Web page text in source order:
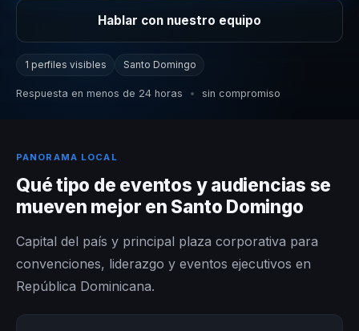
Hablar con nuestro equipo
1 perfiles visibles Santo Domingo
Respuesta en menos de 24 horas • sin compromiso
PANORAMA LOCAL
Qué tipo de eventos y audiencias se
mueven mejor en Santo Domingo
Capital del país y principal plaza corporativa para
convenciones, liderazgo y eventos ejecutivos en
República Dominicana.